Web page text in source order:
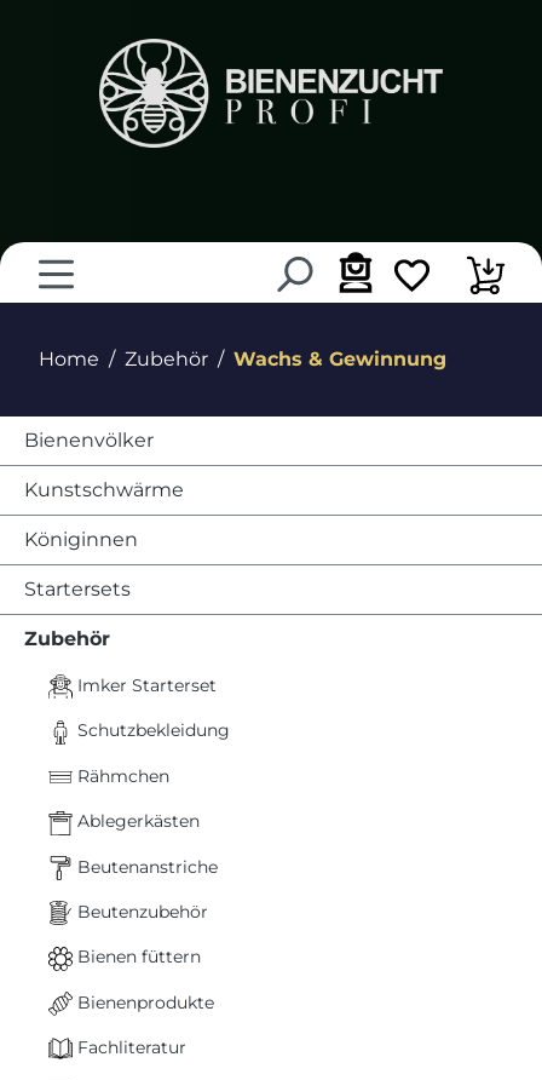
Home Zubehör Wachs & Gewinnung
Bienenvölker
Kunstschwärme
Königinnen
Startersets
Zubehör
Imker Starterset
Schutzbekleidung
Rähmchen
Ablegerkästen
Beutenanstriche
Beutenzubehör
Bienen füttern
Bienenprodukte
Fachliteratur